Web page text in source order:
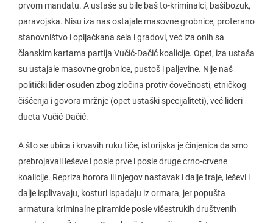
prvom mandatu. A ustaše su bile baš to-kriminalci, bašibozuk,
paravojska. Nisu iza nas ostajale masovne grobnice, proterano
stanovništvo i opljačkana sela i gradovi, već iza onih sa
članskim kartama partija Vučić-Dačić koalicije. Opet, iza ustaša
su ustajale masovne grobnice, pustoš i paljevine. Nije naš
politički lider osuđen zbog zločina protiv čovečnosti, etničkog
čišćenja i govora mržnje (opet ustaški specijaliteti), već lideri
dueta Vučić-Dačić.
A što se ubica i krvavih ruku tiče, istorijska je činjenica da smo
prebrojavali leševe i posle prve i posle druge crno-crvene
koalicije. Repriza horora ili njegov nastavak i dalje traje, leševi i
dalje isplivavaju, kosturi ispadaju iz ormara, jer popušta
armatura kriminalne piramide posle višestrukih društvenih